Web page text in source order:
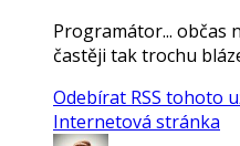
Programátor... občas
častěji tak trochu
Odebírat RSS tohoto
Internetová stránka